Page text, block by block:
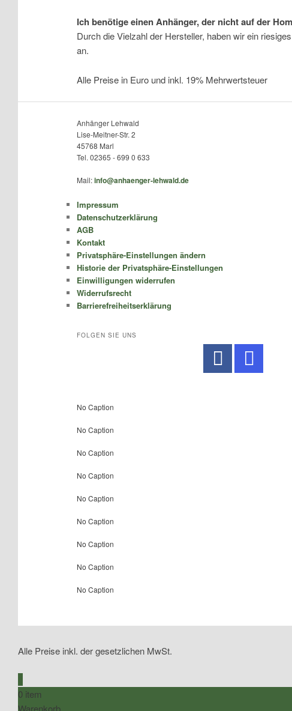
Ich benötige einen Anhänger, der nicht auf der
Durch die Vielzahl der Hersteller, haben wir ein
an.
Alle Preise in Euro und inkl. 19% Mehrwertsteuer
Anhänger Lehwald
Lise-Meitner-Str. 2
45768 Marl
Tel. 02365 - 699 0 633
Mail:info@anhaenger-lehwald.de
Impressum
Datenschutzerklärung
AGB
Kontakt
Privatsphäre-Einstellungen ändern
Historie der Privatsphäre-Einstellungen
Einwilligungen widerrufen
Widerrufsrecht
Barrierefreiheitserklärung
FOLGEN SIE UNS
No Caption
No Caption
No Caption
No Caption
No Caption
No Caption
No Caption
No Caption
No Caption
Alle Preise inkl. der gesetzlichen MwSt.
0 item